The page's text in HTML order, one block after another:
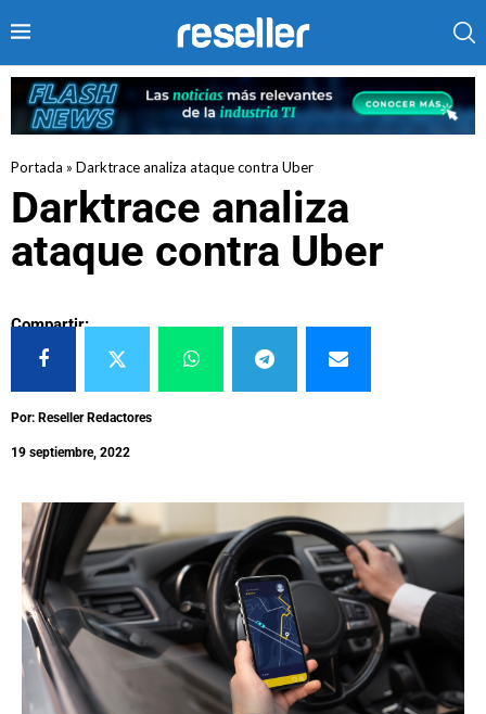
Portada » Darktrace analiza ataque contra Uber
Darktrace analiza
ataque contra Uber
Compartir:
Por: Reseller Redactores
19 septiembre, 2022